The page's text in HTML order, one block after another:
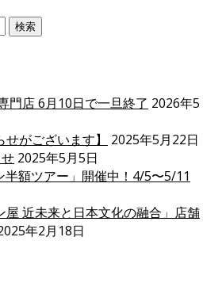
門店 6月10日で一旦終了 2026年5
がございます】
2025年5月22日
2025年5月5日
半額ツアー」開催中！4/5〜5/11
屋 近未来と日本文化の融合」店舗
年2月18日